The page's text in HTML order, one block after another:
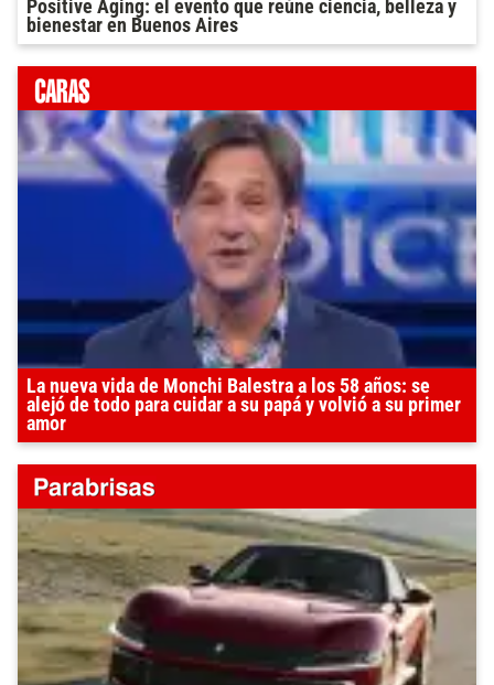
Positive Aging: el evento que reúne ciencia, belleza y
bienestar en Buenos Aires
La nueva vida de Monchi Balestra a los 58 años: se
alejó de todo para cuidar a su papá y volvió a su primer
amor